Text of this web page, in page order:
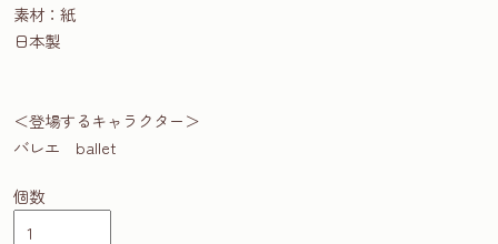
素材：紙
日本製
＜登場するキャラクター＞
バレエ ballet
個数